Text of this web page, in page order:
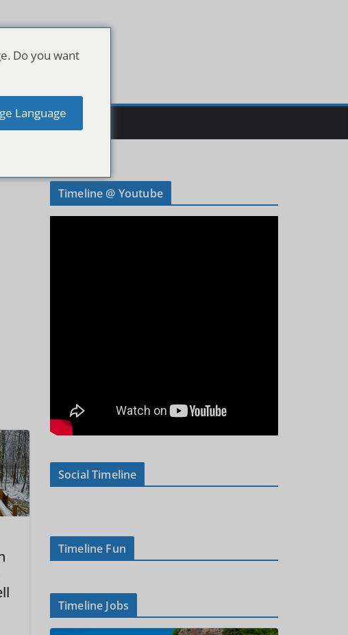
Timeline @ Youtube
Social Timeline
Timeline Fun
Timeline Jobs
Do you want
Language